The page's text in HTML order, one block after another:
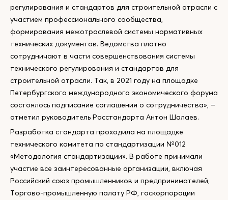
регулирования и стандартов для строительной отрасли с
участием профессионального сообщества,
формирования межотраслевой системы нормативных
технических документов. Ведомства плотно
сотрудничают в части совершенствования системы
технического регулирования и стандартов для
строительной отрасли. Так, в 2021 году на площадке
Петербургского международного экономического форума
состоялось подписание соглашения о сотрудничества», –
отметил руководитель Росстандарта Антон Шалаев.
Разработка стандарта проходила на площадке
технического комитета по стандартизации №012
«Методология стандартизации». В работе принимали
участие все заинтересованные организации, включая
Российский союз промышленников и предпринимателей,
Торгово-промышленную палату РФ, госкорпорации